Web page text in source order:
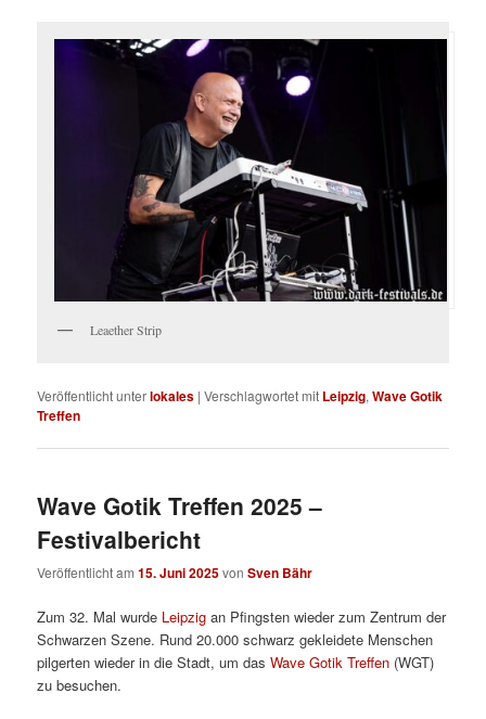
Leaether Strip
Veröffentlicht unterlokales |Verschlagwortet mit Leipzig,Wave Gotik
Treffen
Wave Gotik Treffen 2025 –
Festivalbericht
Veröffentlicht am15. Juni 2025vonSven Bähr
Zum 32. Mal wurde Leipzig an Pfingsten wieder zum Zentrum der
Schwarzen Szene. Rund 20.000 schwarz gekleidete Menschen
pilgerten wieder in die Stadt, um dasWave Gotik Treffen (WGT)
zu besuchen.